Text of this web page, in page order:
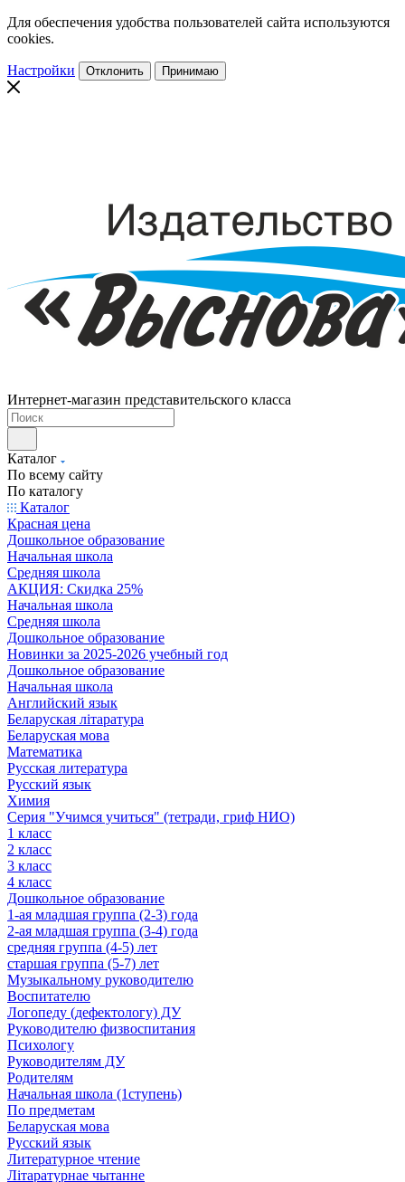
Для обеспечения удобства пользователей сайта используются
cookies.
Настройки Отклонить Принимаю
Интернет-магазин представительского класса
Каталог
По всему сайту
По каталогу
Каталог
Красная цена
Дошкольное образование
Начальная школа
Средняя школа
АКЦИЯ: Скидка 25%
Начальная школа
Средняя школа
Дошкольное образование
Новинки за 2025-2026 учебный год
Дошкольное образование
Начальная школа
Английский язык
Беларуская літаратура
Беларуская мова
Математика
Русская литература
Русский язык
Химия
Серия "Учимся учиться" (тетради, гриф НИО)
1 класс
2 класс
3 класс
4 класс
Дошкольное образование
1-ая младшая группа (2-3) года
2-ая младшая группа (3-4) года
средняя группа (4-5) лет
старшая группа (5-7) лет
Музыкальному руководителю
Воспитателю
Логопеду (дефектологу) ДУ
Руководителю физвоспитания
Психологу
Руководителям ДУ
Родителям
Начальная школа (1ступень)
По предметам
Беларуская мова
Русский язык
Литературное чтение
Літаратурнае чытанне